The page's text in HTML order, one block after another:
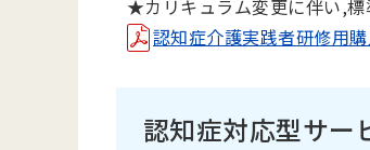
★カリキュラム変更に伴い,標
認知症介護実践者研修用
認知症対応型サー